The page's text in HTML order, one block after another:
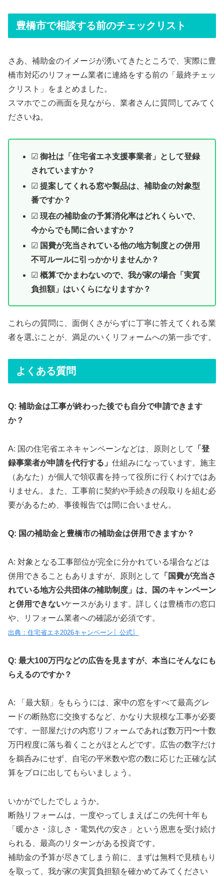
豊橋市で相談する前のチェックリスト
さあ、補助金のイメージが湧いてきたところで、実際に豊
橋市対応のリフォーム業者に連絡をする前の「最終チェッ
クリスト」をまとめました。
スマホでこの画面を見ながら、業者さんに質問してみてく
ださいね。
☑御社は「住宅省エネ支援事業者」として登録
されていますか？
☑提案してくれる窓や製品は、補助金の対象型
番ですか？
☑現在の補助金の予算消化率はどれくらいで、
今からでも間に合いますか？
☑ 国費が充当されている他の地方制度との併用
不可ルールに引っかかりませんか？
☑概算でかまわないので、我が家の場合「実質
負担額」はいくらになりますか？
これらの質問に、面倒くさがらずに丁寧に答えてくれる業
者を選ぶことが、満足のいくリフォームへの第一歩です。
よくある質問
Q: 補助金は工事が終わった後でも自分で申請できます
か？
A: 国の住宅省エネキャンペーンなどは、原則として
「登
録事業者が申請を代行する」 仕組みになっています。施主
（あなた）が個人で領収書を持って役所に行くわけではあ
りません。また、工事前に契約や手続きの段取りを組む必
要があるため、事後報告では間に合いません。
Q: 国の補助金と豊橋市の補助金は併用できますか？
A: 対象となる工事部位が完全に分かれている場合などは
併用できることもありますが、原則として
「国費が充当さ
れている地方公共団体の補助制度」は、国のキャンペーン
と併用できないケースがあります。詳しくは豊橋市の窓口
や、リフォーム業者への確認が必須です。
出典：住宅省エネ2026キャンペーン〖公式〗
Q: 最大100万円などの広告を見ますが、本当にそんなにも
らえるのですか？
A: 「最大額」をもらうには、家中の窓をすべて最高グレ
ードの断熱窓に交換するなど、かなり大規模な工事が必要
です。一部屋だけの内窓リフォームであれば数万円〜十数
万円程度に落ち着くことがほとんどです。広告の数字だけ
を鵜呑みにせず、自宅の平米数や窓の数に応じた正確な試
算をプロに出してもらいましょう。
いかがでしたでしょうか。
断熱リフォームは、一度やってしまえばこの先何十年も
「暖かさ・涼しさ・電気代の安さ」という恩恵を受け続け
られる、最高のリターンがある投資です。
補助金の予算が尽きてしまう前に、まずは無料で見積もり
を取って、我が家の実質負担額を確かめてみてください